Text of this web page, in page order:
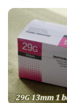
precision
Usage and
and body art
Typical
and
Shape or
variety of
Features: